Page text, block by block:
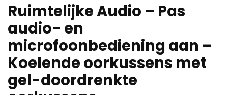
Ruimtelijke Audio – Pas
audio- en
microfoonbediening aan –
Koelende oorkussens met
gel-doordrenkte